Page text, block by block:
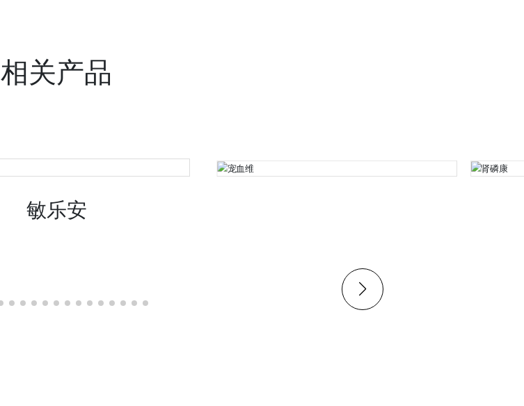
相关产品
敏乐安